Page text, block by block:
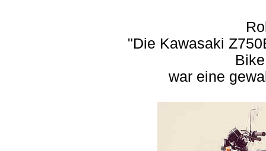
"Die Kawasaki
war eine